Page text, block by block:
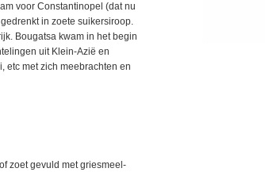
voor Constantinopel (dat nu
in zoete suikersiroop.
Bougatsa kwam in het begin
uit Klein-Azië en
etc met zich meebrachten en
zoet gevuld met griesmeel-